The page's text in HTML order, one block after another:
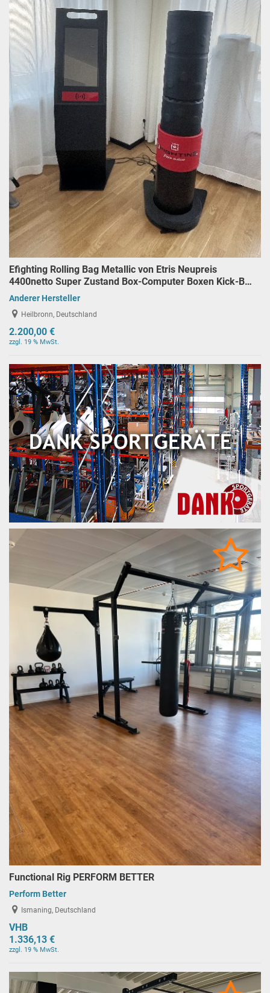
Efighting Rolling Bag Metallic von Etris Neupreis
4400netto Super Zustand Box-Computer Boxen Kick-B…
Anderer Hersteller
Heilbronn, Deutschland
2.200,00 €
zzgl. 19 % MwSt.
Functional Rig PERFORM BETTER
Perform Better
Ismaning, Deutschland
VHB
1.336,13 €
zzgl. 19 % MwSt.